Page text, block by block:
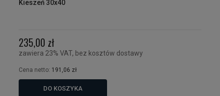
Kieszeń 30x40
235,00 zł
zawiera 23% VAT, bez kosztów dostawy
Cena netto: 191,06 zł
DO KOSZYKA